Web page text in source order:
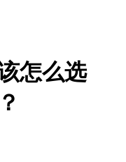
怎么选